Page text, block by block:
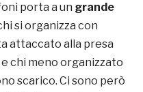
porta a un grande
chi si organizza con
attaccato alla presa
chi meno organizzato
scarico. Ci sono però